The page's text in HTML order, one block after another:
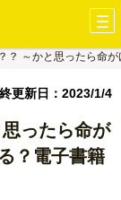
？ ～かと思ったら命
更新日：2023/1/4
ったら命が
？電子書籍